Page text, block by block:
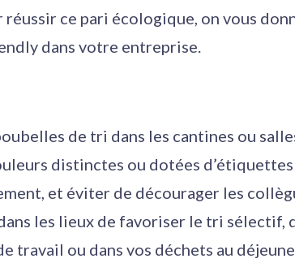
réussir ce pari écologique, on vous
dans votre entreprise.
de tri dans les cantines ou
distinctes ou dotées
et éviter de décourager les
les lieux de favoriser le tri sélectif,
travail ou dans vos déchets au